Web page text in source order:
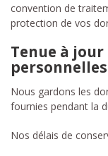
convention de
protection de vos
Tenue à jour
personnelles
Nous gardons les
fournies pendant la
Nos délais de